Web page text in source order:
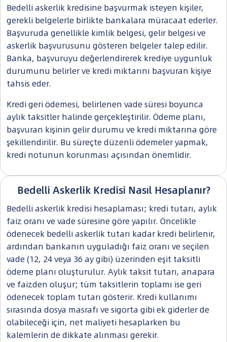
Bedelli askerlik kredisine başvurmak isteyen kişiler,
gerekli belgelerle birlikte bankalara müracaat ederler.
Başvuruda genellikle kimlik belgesi, gelir belgesi ve
askerlik başvurusunu gösteren belgeler talep edilir.
Banka, başvuruyu değerlendirerek krediye uygunluk
durumunu belirler ve kredi miktarını başvuran kişiye
tahsis eder.
Kredi geri ödemesi, belirlenen vade süresi boyunca
aylık taksitler halinde gerçekleştirilir. Ödeme planı,
başvuran kişinin gelir durumu ve kredi miktarına göre
şekillendirilir. Bu süreçte düzenli ödemeler yapmak,
kredi notunun korunması açısından önemlidir.
Bedelli Askerlik Kredisi Nasıl Hesaplanır?
Bedelli askerlik kredisi hesaplaması; kredi tutarı, aylık
faiz oranı ve vade süresine göre yapılır. Öncelikle
ödenecek bedelli askerlik tutarı kadar kredi belirlenir,
ardından bankanın uyguladığı faiz oranı ve seçilen
vade (12, 24 veya 36 ay gibi) üzerinden eşit taksitli
ödeme planı oluşturulur. Aylık taksit tutarı, anapara
ve faizden oluşur; tüm taksitlerin toplamı ise geri
ödenecek toplam tutarı gösterir. Kredi kullanımı
sırasında dosya masrafı ve sigorta gibi ek giderler de
olabileceği için, net maliyeti hesaplarken bu
kalemlerin de dikkate alınması gerekir.